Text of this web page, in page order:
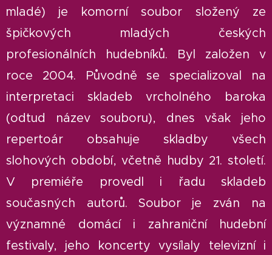
mladé) je komorní soubor složený ze
špičkových mladých českých
profesionálních hudebníků. Byl založen v
roce 2004. Původně se specializoval na
interpretaci skladeb vrcholného baroka
(odtud název souboru), dnes však jeho
repertoár obsahuje skladby všech
slohových období, včetně hudby 21. století.
V premiéře provedl i řadu skladeb
současných autorů.
Soubor je zván na
významné domácí i zahraniční hudební
festivaly, jeho koncerty vysílaly televizní i